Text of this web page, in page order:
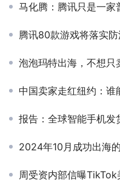
马化腾：腾讯只是一家
腾讯80款游戏将落实
泡泡玛特出海，不想只
中国卖家走红纽约：谁
报告：全球智能手机发
2024年10月成功出海的中国手游 - 《救世
周受资内部信曝TikTok